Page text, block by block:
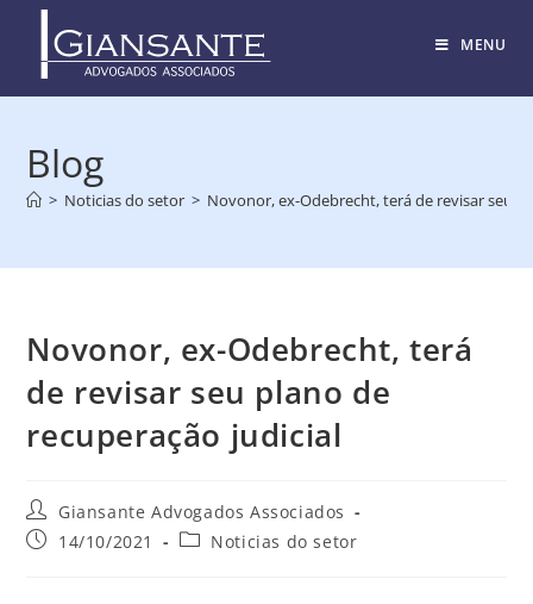
MENU
Blog
> Noticias do setor > Novonor, ex-Odebrecht, terá de revisar seu
Novonor, ex-Odebrecht, terá
de revisar seu plano de
recuperação judicial
Giansante Advogados Associados
14/10/2021
Noticias do setor